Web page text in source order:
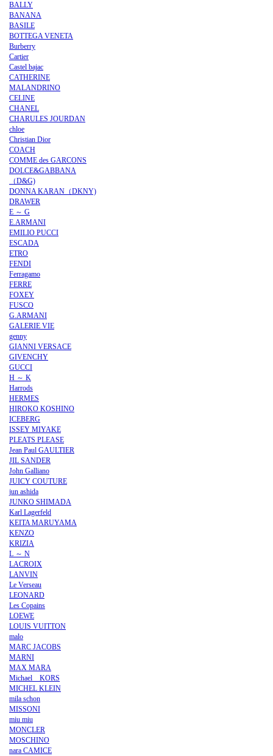
BALLY
BANANA
BASILE
BOTTEGA VENETA
Burberry
Cartier
Castel bajac
CATHERINE
MALANDRINO
CELINE
CHANEL
CHARULES JOURDAN
chloe
Christian Dior
COACH
COMME des GARCONS
DOLCE&GABBANA
（D&G)
DONNA KARAN（DKNY)
DRAWER
E ～ G
E.ARMANI
EMILIO PUCCI
ESCADA
ETRO
FENDI
Ferragamo
FERRE
FOXEY
FUSCO
G.ARMANI
GALERIE VIE
genny
GIANNI VERSACE
GIVENCHY
GUCCI
H ～ K
Harrods
HERMES
HIROKO KOSHINO
ICEBERG
ISSEY MIYAKE
PLEATS PLEASE
Jean Paul GAULTIER
JIL SANDER
John Galliano
JUICY COUTURE
jun ashida
JUNKO SHIMADA
Karl Lagerfeld
KEITA MARUYAMA
KENZO
KRIZIA
L ～ N
LACROIX
LANVIN
Le Verseau
LEONARD
Les Copains
LOEWE
LOUIS VUITTON
malo
MARC JACOBS
MARNI
MAX MARA
Michael KORS
MICHEL KLEIN
mila schon
MISSONI
miu miu
MONCLER
MOSCHINO
nara CAMICE